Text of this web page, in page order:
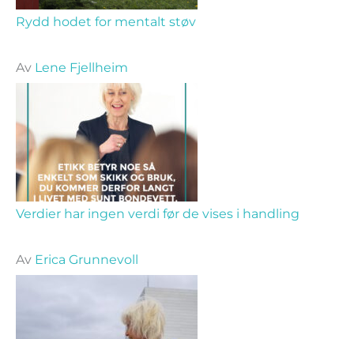
Rydd hodet for mentalt støv
Av Lene Fjellheim
Verdier har ingen verdi før de vises i handling
Av Erica Grunnevoll